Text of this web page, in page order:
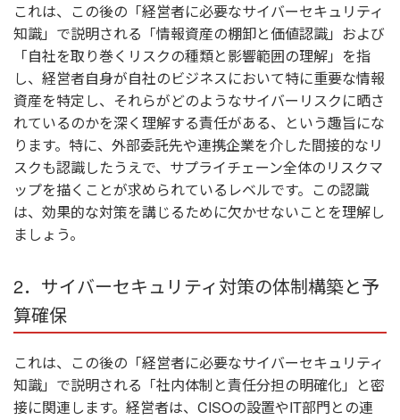
これは、この後の「経営者に必要なサイバーセキュリティ
知識」で説明される「情報資産の棚卸と価値認識」および
「自社を取り巻くリスクの種類と影響範囲の理解」を指
し、経営者自身が自社のビジネスにおいて特に重要な情報
資産を特定し、それらがどのようなサイバーリスクに晒さ
れているのかを深く理解する責任がある、という趣旨にな
ります。特に、外部委託先や連携企業を介した間接的なリ
スクも認識したうえで、サプライチェーン全体のリスクマ
ップを描くことが求められているレベルです。この認識
は、効果的な対策を講じるために欠かせないことを理解し
ましょう。
2．サイバーセキュリティ対策の体制構築と予
算確保
これは、この後の「経営者に必要なサイバーセキュリティ
知識」で説明される「社内体制と責任分担の明確化」と密
接に関連します。経営者は、CISOの設置やIT部門との連